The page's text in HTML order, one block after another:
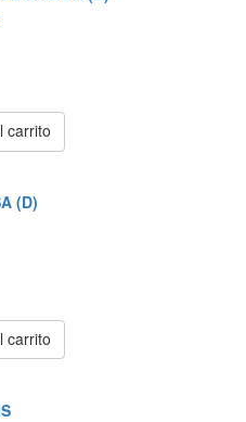
carrito
(D)
carrito